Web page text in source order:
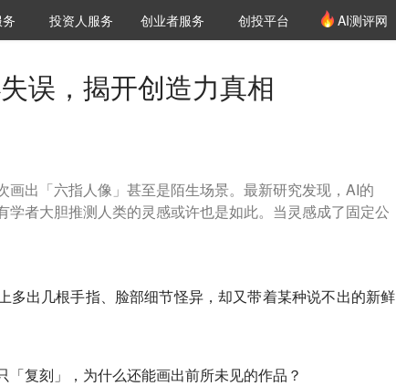
窗
VClub投资机构库
投资机构职位推介
投资人服务 创投氪堂
创业者服务 创投平台 AI测评网
误，揭开创造力真相
画出「六指人像」甚至是陌生场景。最新研究发现，AI的
学者大胆推测人类的灵感或许也是如此。当灵感成了固定公
多出几根手指、脸部细节怪异，却又带着某种说不出的新鲜
复刻」，为什么还能画出前所未见的作品？